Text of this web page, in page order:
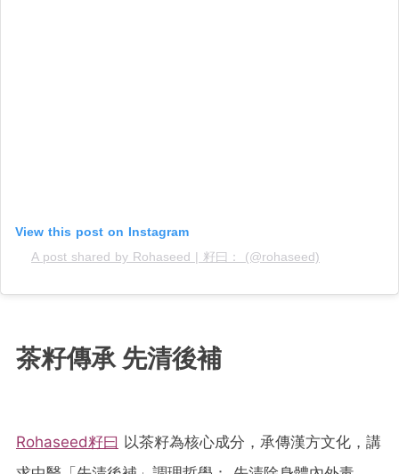
View this post on Instagram
A post shared by Rohaseed | 籽曰： (@rohaseed)
茶籽傳承 先清後補
Rohaseed籽曰 以茶籽為核心成分，承傳漢方文化，講